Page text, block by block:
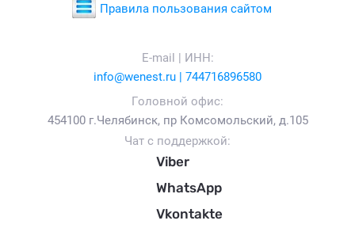
Правила пользования сайтом
E-mail | ИНН:
info@wenest.ru | 744716896580
Головной офис:
454100 г.Челябинск, пр Комсомольский, д.105
Чат с поддержкой:
Viber
WhatsApp
Vkontakte